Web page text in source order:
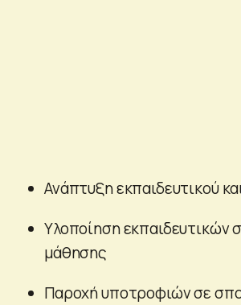
Ανάπτυξη εκπαιδευτικού
Υλοποίηση εκπαιδευτικών
μάθησης
Παροχή υποτροφιών σε